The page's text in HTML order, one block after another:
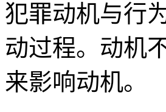
犯罪动机与行
动过程。动机
来影响动机。